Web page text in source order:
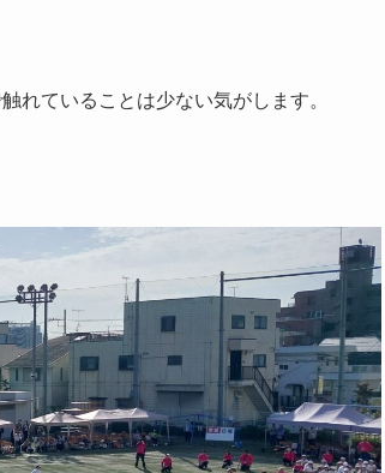
れていることは少ない気がします。